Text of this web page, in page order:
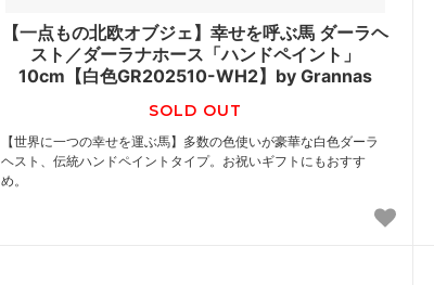
【一点もの北欧オブジェ】幸せを呼ぶ馬 ダーラヘ
スト／ダーラナホース「ハンドペイント」
10cm【白色GR202510-WH2】by Grannas
SOLD OUT
【世界に一つの幸せを運ぶ馬】多数の色使いが豪華な白色ダーラ
ヘスト、伝統ハンドペイントタイプ。お祝いギフトにもおすす
め。